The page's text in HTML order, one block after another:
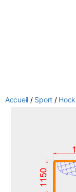
Accueil / Sport/